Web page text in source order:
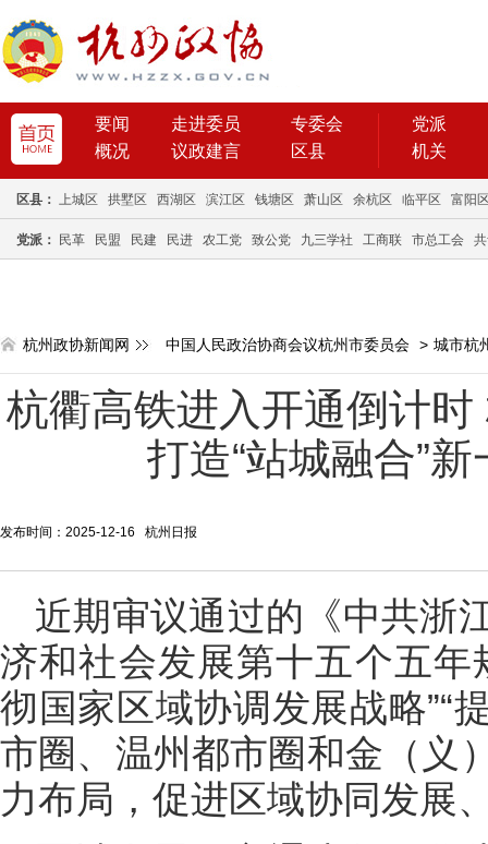
要闻 走进委员
专委会
概况
议政建言 区县
党派
机关
区县： 上城区 拱墅区 西湖区 滨江区 钱塘区 萧山区 余杭区 临平区 富阳
党派： 民革 民盟 民建 民进 农工党 致公党 九三学社 工商联 市总工会
杭州政协新闻网 中国人民政治协商会议杭州市委员会 > 城市杭
杭衢高铁进入开通倒计
打造“站城融合”
发布时间：2025-12-16 杭州日报
近期审议通过的《中共浙
济和社会发展第十五个五年
彻国家区域协调发展战略”“
市圈、温州都市圈和金（义
力布局，促进区域协同发展